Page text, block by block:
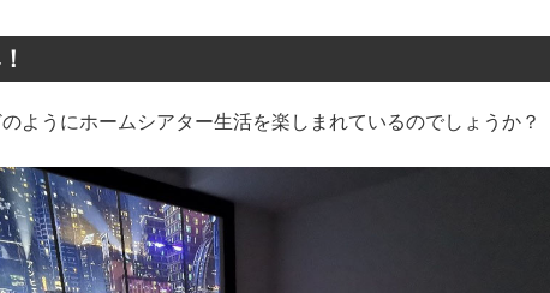
ようにホームシアター生活を楽しまれているのでしょうか？